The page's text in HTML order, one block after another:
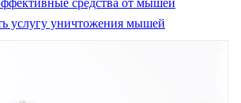
средства от мышей
услугу уничтожения мышей